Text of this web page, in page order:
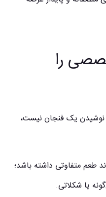
را
یک فنجان نیست،
طعم متفاوتی داشته باشد؛
یا شکلاتی.